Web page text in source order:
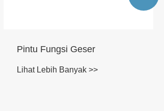
Pengontrol Pintu Otomatis
Lihat Lebih Banyak >>